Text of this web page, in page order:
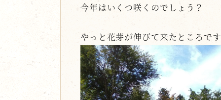
今年はいくつ咲くのでしょう？
やっと花芽が伸びて来たところで